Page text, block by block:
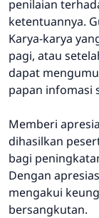
penilaian
ketentuannya.
Karya-karya
pagi, atau
dapat
papan infomasi
Memberi
dihasilkan
bagi
Dengan
mengakui
bersangkutan.